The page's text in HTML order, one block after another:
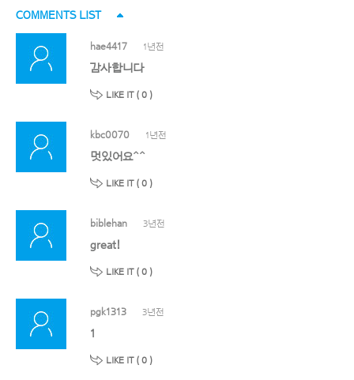
COMMENTS LIST
hae4417 1년전
감사합니다
LIKE IT ( 0 )
kbc0070 1년전
멋있어요^^
LIKE IT ( 0 )
biblehan 3년전
great!
LIKE IT ( 0 )
pgk1313 3년전
1
LIKE IT ( 0 )